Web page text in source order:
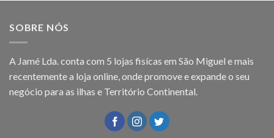
SOBRE NÓS
A Jamé Lda. conta com 5 lojas fisícas em São Miguel e mais
recentemente a loja online, onde promove e expande o seu
negócio para as ilhas e Território Continental.